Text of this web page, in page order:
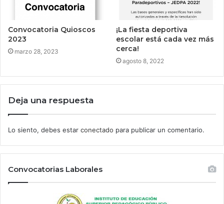
Convocatoria Quioscos
2023
marzo 28, 2023
¡La fiesta deportiva
escolar está cada vez más
cerca!
agosto 8, 2022
Deja una respuesta
Lo siento, debes estar conectado para publicar un comentario.
Convocatorias Laborales